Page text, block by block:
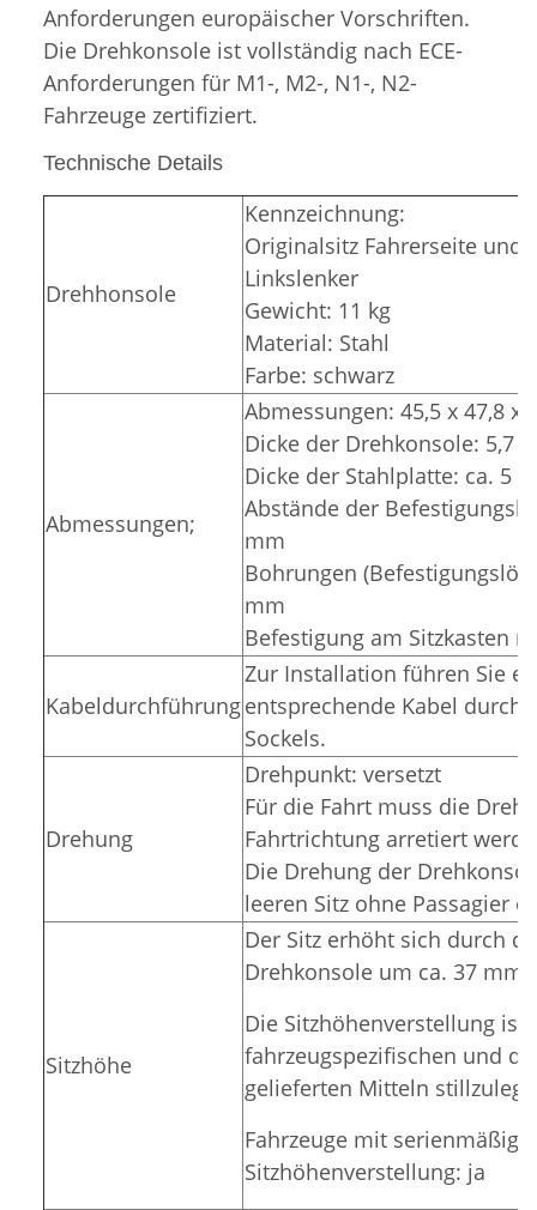
Anforderungen europäischer Vorschriften.
Die Drehkonsole ist vollständig nach ECE-
Anforderungen für M1-, M2-, N1-, N2-
Fahrzeuge zertifiziert.
Technische Details
Drehhonsole
Kennzeichnung:
Originalsitz Fahrerseite und
Linkslenker
Gewicht: 11 kg
Material: Stahl
Farbe: schwarz
Abmessungen;
Abmessungen: 45,5 x 47,8 x
Dicke der Drehkonsole: 5,7
Dicke der Stahlplatte: ca. 5
Abstände der
mm
Bohrungen
mm
Befestigung am Sitzkasten
Kabeldurchführung
Zur Installation führen Sie
entsprechende Kabel durch
Sockels.
Drehung
Drehpunkt: versetzt
Für die Fahrt muss die
Fahrtrichtung arretiert
Die Drehung der
leeren Sitz ohne Passagier
Sitzhöhe
Der Sitz erhöht sich durch
Drehkonsole um ca. 37 mm.
Die Sitzhöhenverstellung ist
fahrzeugspezifischen und
gelieferten Mitteln
Fahrzeuge mit
Sitzhöhenverstellung: ja